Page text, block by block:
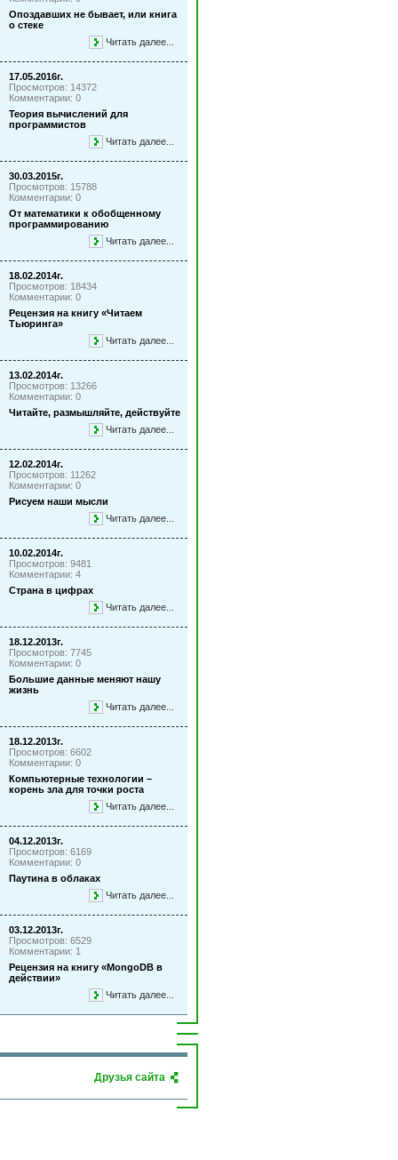
Опоздавших не бывает, или книга
о стеке
Читать далее...
17.05.2016г.
Просмотров: 14372
Комментарии: 0
Теория вычислений для
программистов
Читать далее...
30.03.2015г.
Просмотров: 15788
Комментарии: 0
От математики к обобщенному
программированию
Читать далее...
18.02.2014г.
Просмотров: 18434
Комментарии: 0
Рецензия на книгу «Читаем
Тьюринга»
Читать далее...
13.02.2014г.
Просмотров: 13266
Комментарии: 0
Читайте, размышляйте, действуйте
Читать далее...
12.02.2014г.
Просмотров: 11262
Комментарии: 0
Рисуем наши мысли
Читать далее...
10.02.2014г.
Просмотров: 9481
Комментарии: 4
Страна в цифрах
Читать далее...
18.12.2013г.
Просмотров: 7745
Комментарии: 0
Большие данные меняют нашу
жизнь
Читать далее...
18.12.2013г.
Просмотров: 6602
Комментарии: 0
Компьютерные технологии –
корень зла для точки роста
Читать далее...
04.12.2013г.
Просмотров: 6169
Комментарии: 0
Паутина в облаках
Читать далее...
03.12.2013г.
Просмотров: 6529
Комментарии: 1
Рецензия на книгу «MongoDB в
действии»
Читать далее...
Друзья сайта